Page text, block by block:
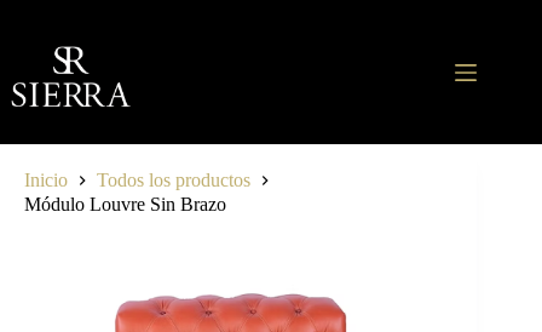
contenido
Inicio
Todos los productos
Módulo Louvre Sin Brazo